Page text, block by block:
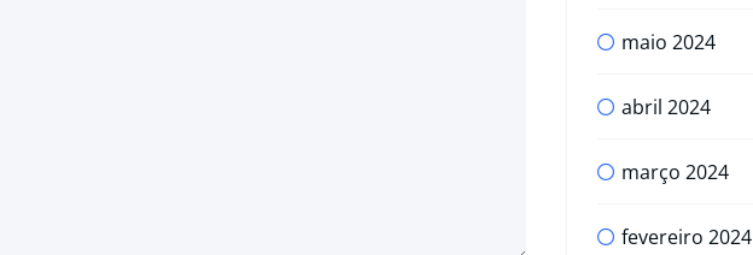
maio 2024
abril 2024
março 2024
fevereiro 2024